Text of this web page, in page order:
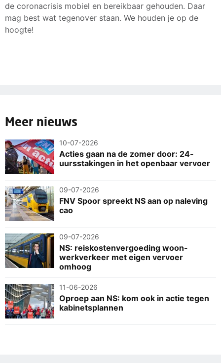
de coronacrisis mobiel en bereikbaar gehouden. Daar
mag best wat tegenover staan. We houden je op de
hoogte!
Meer nieuws
10-07-2026
Acties gaan na de zomer door: 24-
uursstakingen in het openbaar vervoer
09-07-2026
FNV Spoor spreekt NS aan op naleving
cao
09-07-2026
NS: reiskostenvergoeding woon-
werkverkeer met eigen vervoer
omhoog
11-06-2026
Oproep aan NS: kom ook in actie tegen
kabinetsplannen